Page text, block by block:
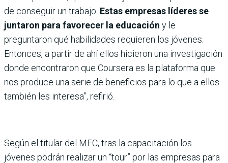
de conseguir un trabajo. Estas empresas líderes se
juntaron para favorecer la educación y le
preguntaron qué habilidades requieren los jóvenes.
Entonces, a partir de ahí ellos hicieron una investigación
donde encontraron que Coursera es la plataforma que
nos produce una serie de beneficios para lo que a ellos
también les interesa”, refirió.
Según el titular del MEC, tras la capacitación los
jóvenes podrán realizar un “tour” por las empresas para